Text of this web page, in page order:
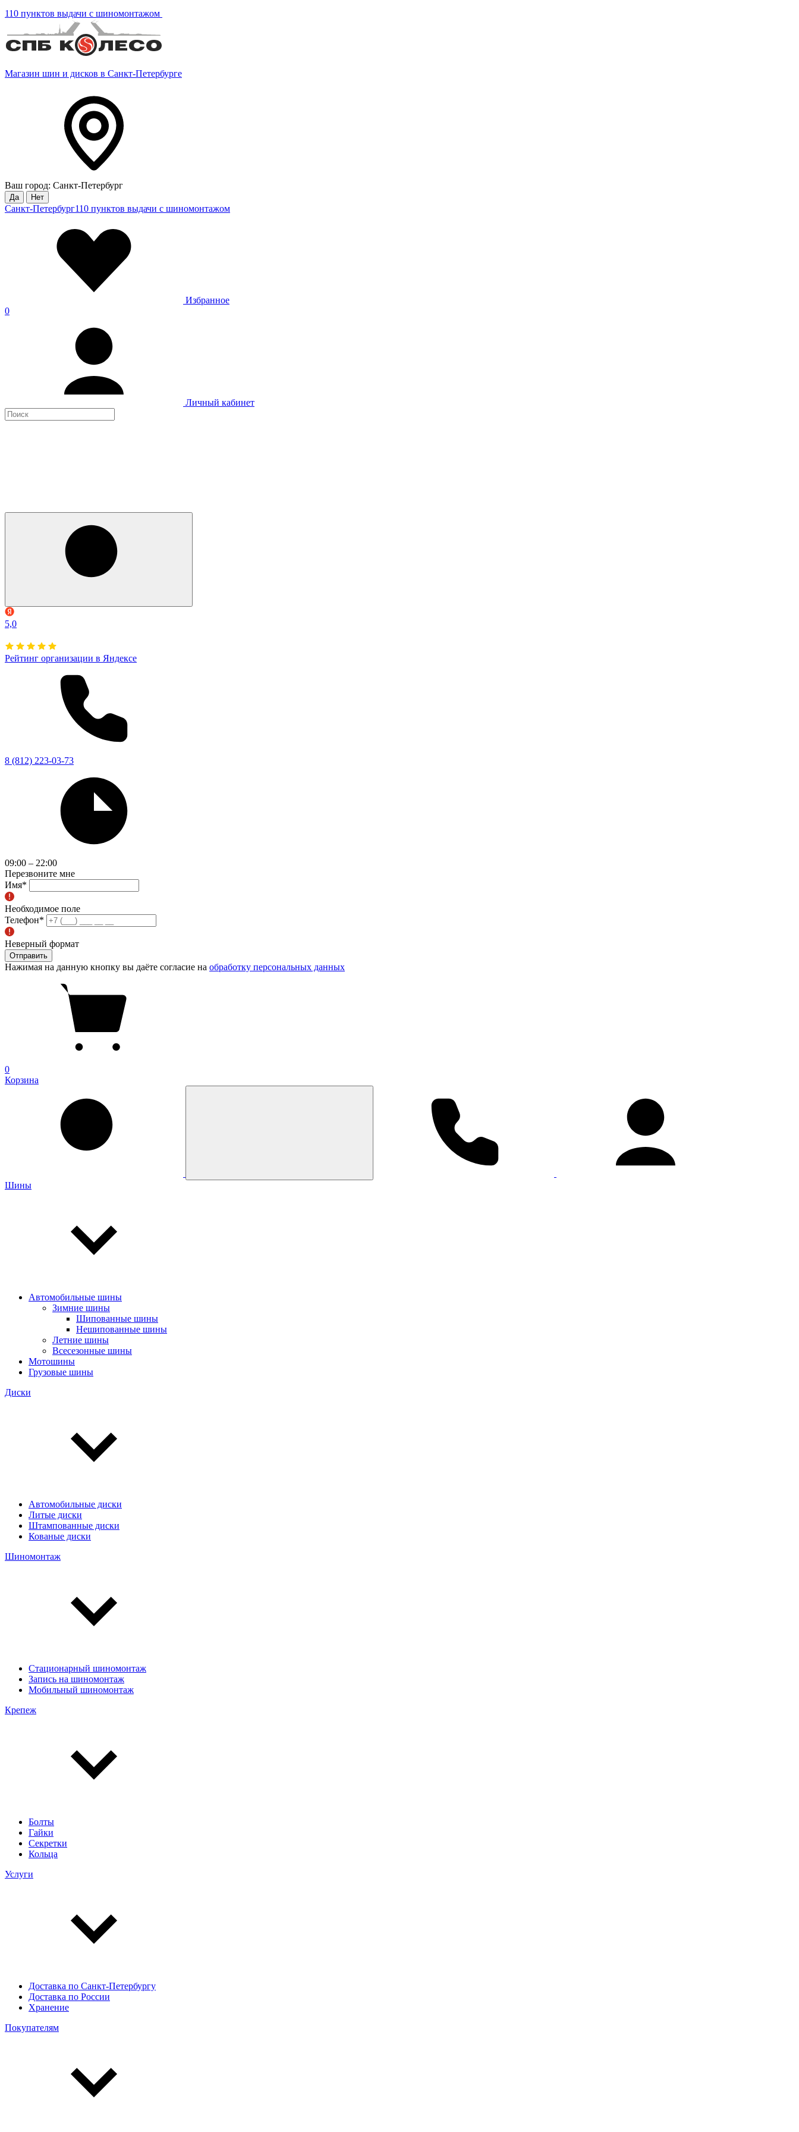
110 пунктов выдачи с шиномонтажом
Магазин шин и дисков в Санкт-Петербурге
Ваш город: Санкт-Петербург
Да Нет
Санкт-Петербург110 пунктов выдачи с шиномонтажом
Избранное
0
Личный кабинет
5,0
Рейтинг организации в Яндексе
8 (812) 223-03-73
09:00 – 22:00
Перезвоните мне
Имя*
Необходимое поле
Телефон*
Неверный формат
Отправить
Нажимая на данную кнопку вы даёте согласие на обработку персональных данных
0
Корзина
Шины
Автомобильные шины
Зимние шины
Шипованные шины
Нешипованные шины
Летние шины
Всесезонные шины
Мотошины
Грузовые шины
Диски
Автомобильные диски
Литые диски
Штампованные диски
Кованые диски
Шиномонтаж
Стационарный шиномонтаж
Запись на шиномонтаж
Мобильный шиномонтаж
Крепеж
Болты
Гайки
Секретки
Кольца
Услуги
Доставка по Санкт-Петербургу
Доставка по России
Хранение
Покупателям